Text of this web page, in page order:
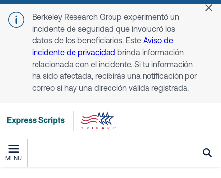
Skip to main content
Berkeley Research Group experimentó un
incidente de seguridad que involucró los
datos de los beneficiarios. Este Aviso de
incidente de privacidad brinda información
relacionada con el incidente. Si tu información
ha sido afectada, recibirás una notificación por
correo si hay una dirección válida registrada.
MENU